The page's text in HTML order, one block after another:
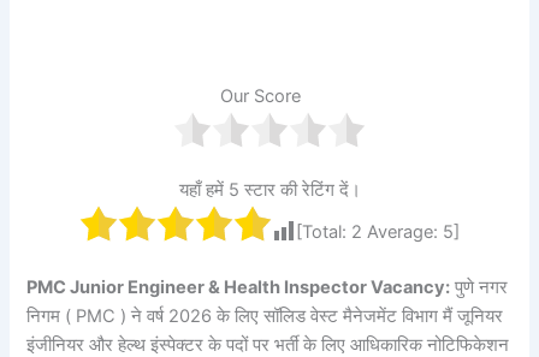
Our Score
यहाँ हमें 5 स्टार की रेटिंग दें।
[Total: 2 Average: 5]
PMC Junior Engineer & Health Inspector Vacancy: पुणे नगर
निगम ( PMC ) ने वर्ष 2026 के लिए सॉलिड वेस्ट मैनेजमेंट विभाग मैं जूनियर
इंजीनियर और हेल्थ इंस्पेक्टर के पदों पर भर्ती के लिए आधिकारिक नोटिफिकेशन